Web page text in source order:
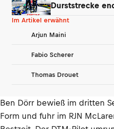
Durststrecke
Im Artikel erwähnt
Arjun Maini
Fabio Scherer
Thomas Drouet
Ben Dörr bewieß im dritten
Form und fuhr im RJN